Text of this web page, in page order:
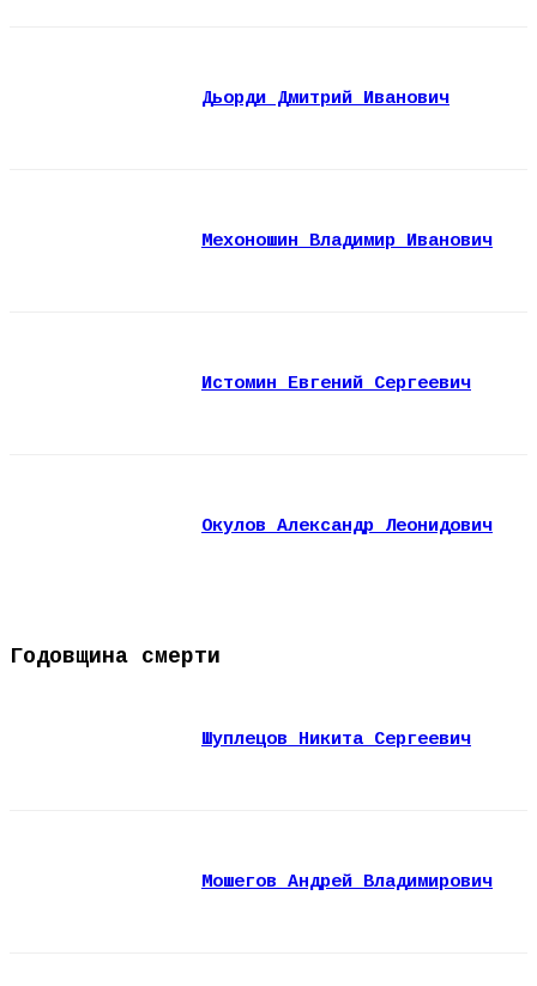
Дьорди Дмитрий Иванович
Мехоношин Владимир Иванович
Истомин Евгений Сергеевич
Окулов Александр Леонидович
Годовщина смерти
Шуплецов Никита Сергеевич
Мошегов Андрей Владимирович